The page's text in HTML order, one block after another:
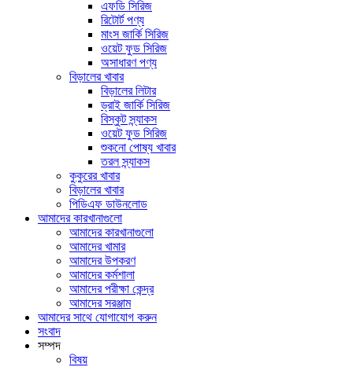
এফডি সিরিজ
রিটোর্ট পণ্য
মাংস জার্কি সিরিজ
ওয়েট ফুড সিরিজ
অসাধারণ পণ্য
বিড়ালের খাবার
বিড়ালের লিটার
ড্রাই জার্কি সিরিজ
বিস্কুট স্ন্যাকস
ওয়েট ফুড সিরিজ
শুকনো পোষ্য খাবার
তরল স্ন্যাকস
কুকুরের খাবার
বিড়ালের খাবার
পিডিএফ ডাউনলোড
আমাদের কারখানাগুলো
আমাদের কারখানাগুলো
আমাদের খামার
আমাদের উপকরণ
আমাদের কর্মশালা
আমাদের পরীক্ষা কেন্দ্র
আমাদের সরঞ্জাম
আমাদের সাথে যোগাযোগ করুন
সংবাদ
সম্পদ
বিষয়